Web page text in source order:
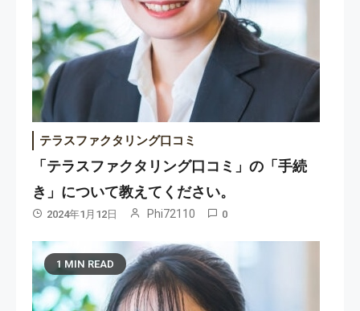
テラスファクタリング口コミ
「テラスファクタリング口コミ」の「手続
き」について教えてください。
2024年1月12日 Phi72110 0
1 MIN READ